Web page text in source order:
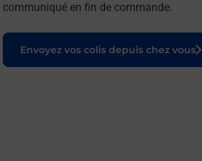
communiqué en fin de commande.
Envoyez vos colis depuis chez vous
Le lien s'ouvre dans un nouvel onglet